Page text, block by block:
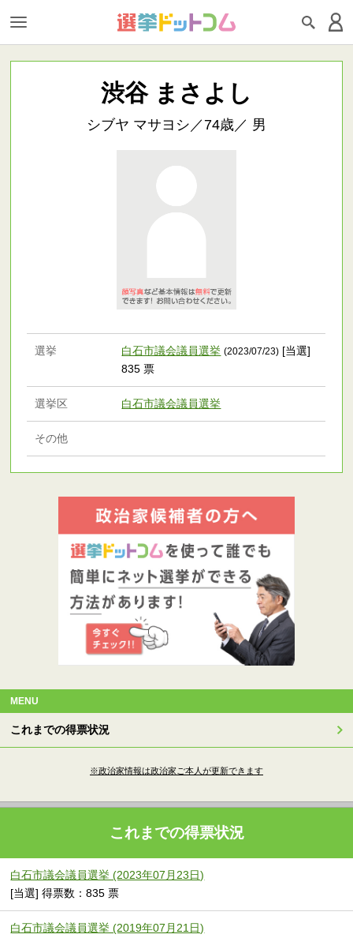
渋谷 まさよし
シブヤ マサヨシ／74歳／ 男
選挙 白石市議会議員選挙 (2023/07/23) [当選]
835 票
選挙区 白石市議会議員選挙
その他
MENU
これまでの得票状況
※政治家情報は政治家ご本人が更新できます
これまでの得票状況
白石市議会議員選挙 (2023年07月23日)
[当選] 得票数：835 票
白石市議会議員選挙 (2019年07月21日)